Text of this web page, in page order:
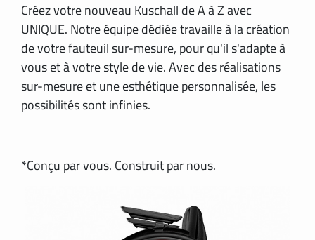
Créez votre nouveau Kuschall de A à Z avec
UNIQUE. Notre équipe dédiée travaille à la création
de votre fauteuil sur-mesure, pour qu'il s'adapte à
vous et à votre style de vie. Avec des réalisations
sur-mesure et une esthétique personnalisée, les
possibilités sont infinies.
*Conçu par vous. Construit par nous.
IRELAND
ITALY
NEDERLAND
PORTUGAL